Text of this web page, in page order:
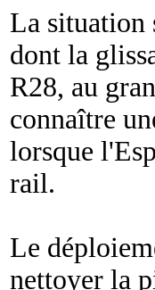
La situation
dont la
R28, au
connaître
lorsque
rail.
Le
nettoyer la